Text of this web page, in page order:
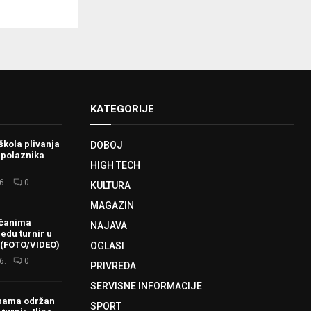
plivanja
polaznika
0
turnir u
VIDEO)
0
održan
KATEGORIJE
DOBOJ
HIGH TECH
KULTURA
MAGAZIN
NAJAVA
OGLASI
PRIVREDA
SERVISNE INFORMACIJE
SPORT